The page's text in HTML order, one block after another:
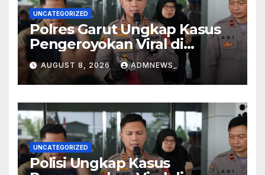
UNCATEGORIZED
Polres Garut Ungkap Kasus
Pengeroyokan Viral di
Tarogong Kaler, Berawal dari
Knalpot Brong
AUGUST 8, 2026 ADMNEWS_
UNCATEGORIZED
Polisi Ungkap Kasus